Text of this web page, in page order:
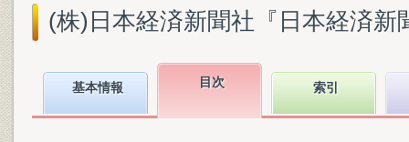
(株)日本経済新聞社『日本経済新
基本情報 目次 索引